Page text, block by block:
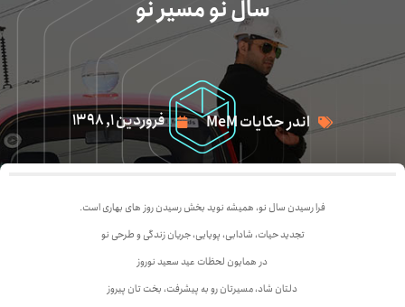
سال نو مسیر نو
اندر حکایات MeM فروردین 1, 1398
فرا رسیدن سال نو، همیشه نوید بخش رسیدن روز های بهاری است.
تجدید حیات، شادابی، پویایی، جریان زندگی و طرحی نو
در همایون لحظات عید سعید نوروز
دلتان شاد، مسیرتان رو به پیشرفت، بخت تان پیروز